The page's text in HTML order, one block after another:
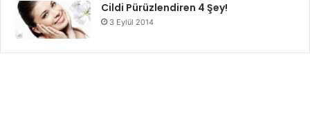
Cildi Pürüzlendiren 4 Şey!
3 Eylül 2014